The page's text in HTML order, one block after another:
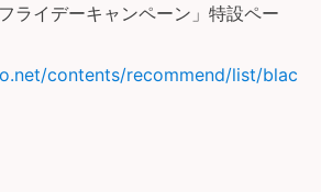
ライデーキャンペーン」特設ペー
contents/recommend/list/blac